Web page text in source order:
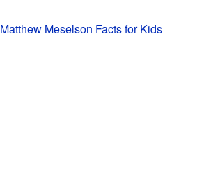
Matthew Meselson Facts for Kids